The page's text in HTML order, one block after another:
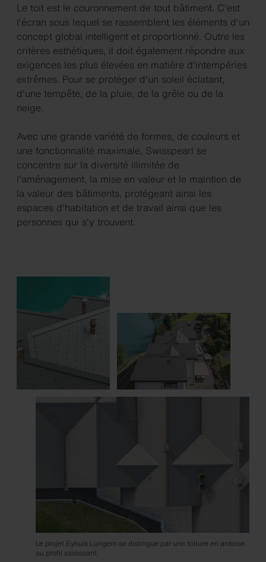
Le toit est le couronnement de tout bâtiment. C'est
l'écran sous lequel se rassemblent les éléments d'un
concept global intelligent et proportionné. Outre les
critères esthétiques, il doit également répondre aux
exigences les plus élevées en matière d'intempéries
extrêmes. Pour se protéger d'un soleil éclatant,
d'une tempête, de la pluie, de la grêle ou de la
neige.
Avec une grande variété de formes, de couleurs et
une fonctionnalité maximale, Swisspearl se
concentre sur la diversité illimitée de
l'aménagement, la mise en valeur et le maintien de
la valeur des bâtiments, protégeant ainsi les
espaces d'habitation et de travail ainsi que les
personnes qui s'y trouvent.
Le projet Eyhuis Lungern se distingue par une toiture en ardoise
au profil saisissant.